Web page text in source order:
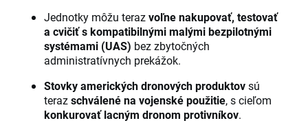
Jednotky môžu terazvoľne nakupovať, testovať
a cvičiť s kompatibilnými malými bezpilotnými
systémami (UAS) bez zbytočných
administratívnych prekážok.
Stovky amerických dronových produktovsú
terazschválené na vojenské použitie, s cieľom
konkurovať lacným dronom protivníkov.